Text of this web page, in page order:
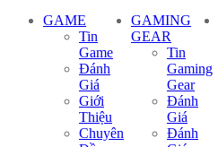
GAME
Tin
Game
Đánh
Giá
Giới
Thiệu
Chuyên
GAMING
GEAR
Tin
Gaming
Gear
Đánh
Giá
Đánh